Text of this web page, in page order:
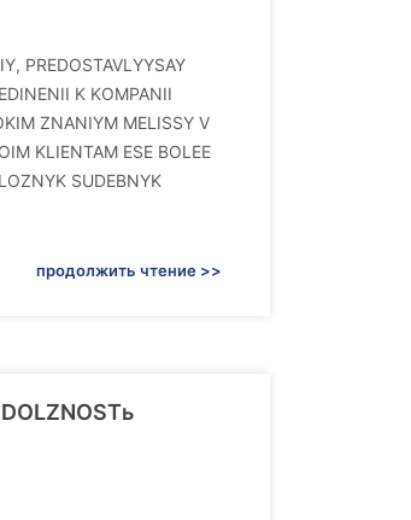
PREDOSTAVLYYSAY
K KOMPANII
ZNANIYM MELISSY V
KLIENTAM ESE BOLEE
SUDEBNYK
продолжить чтение >>